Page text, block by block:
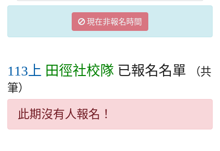
現在非報名時間
113上 田徑社校隊 已報名名單
（共
筆）
此期沒有人報名！